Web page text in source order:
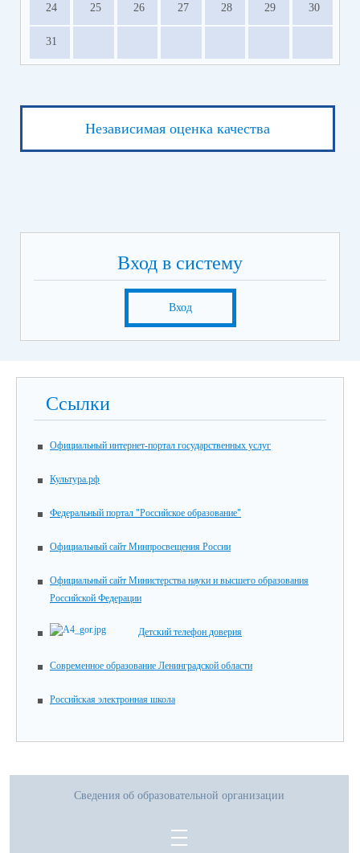
24 25 26 27 28 29 30
31
Независимая оценка качества
Вход в систему
Вход
Ссылки
Официальный интернет-портал государственных услуг
Культура.рф
Федеральный портал "Российское образование"
Официальный сайт Минпросвещения России
Официальный сайт Министерства науки и высшего образования
Российской Федерации
Детский телефон доверия
Современное образование Ленинградской области
Российская электронная школа
Сведения об образовательной организации